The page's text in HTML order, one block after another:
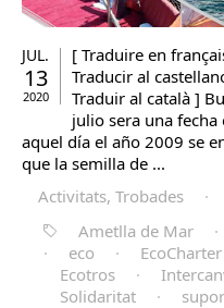
JUL.
13
2020
[ Traduire en
Traducir al
Traduir al català ]
julio sera una fecha
aquel día el año 2009 se
que la semilla de ...
Activitats, Trobades ·
Ametlla de Mar
·
·
eco · EcoCharter
Ecotros
·
Solidaritat
·